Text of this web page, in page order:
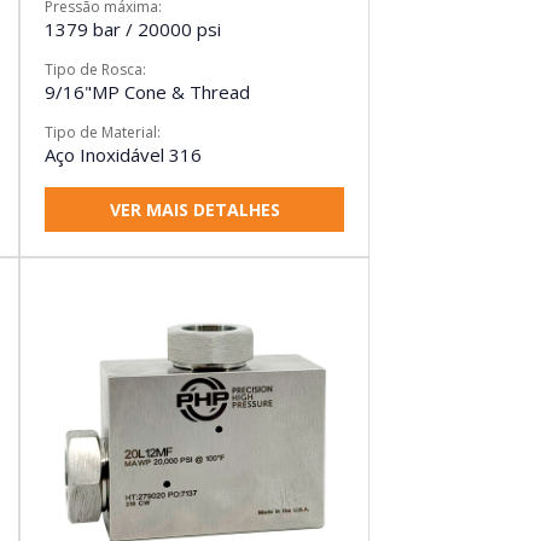
Pressão máxima:
1379 bar / 20000 psi
Tipo de Rosca:
9/16"MP Cone & Thread
Tipo de Material:
Aço Inoxidável 316
VER MAIS DETALHES